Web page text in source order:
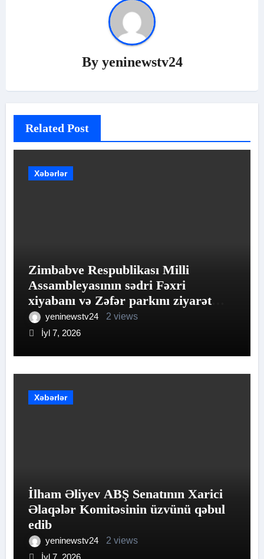
By yeninewstv24
Related Post
Xəbərlər
Zimbabve Respublikası Milli
Assambleyasının sədri Fəxri
xiyabanı və Zəfər parkını ziyarət
edibyeninewstv24
2 views
İyl 7, 2026
Xəbərlər
İlham Əliyev ABŞ Senatının Xarici
Əlaqələr Komitəsinin üzvünü qəbul
edib
yeninewstv24
2 views
İyl 7, 2026